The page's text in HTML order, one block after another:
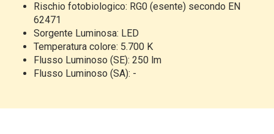
Rischio fotobiologico: RG0 (esente) secondo EN
62471
Sorgente Luminosa: LED
Temperatura colore: 5.700 K
Flusso Luminoso (SE): 250 lm
Flusso Luminoso (SA): -